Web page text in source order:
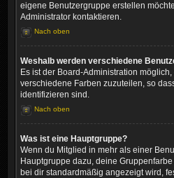
eigene Benutzergruppe erstellen
Administrator kontaktieren.
Nach oben
Weshalb werden verschiedene
Es ist der Board-Administration
verschiedene Farben zuzuteilen, so
identifizieren sind.
Nach oben
Was ist eine Hauptgruppe?
Wenn du Mitglied in mehr als einer
Hauptgruppe dazu, deine
bei dir standardmäßig angezeigt wird,